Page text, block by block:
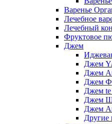
Варенье
Лечебное
Лечебный
Фруктовое
Джем
Джем
Джем
Джем
Джем te
Джем
Джем
Другие